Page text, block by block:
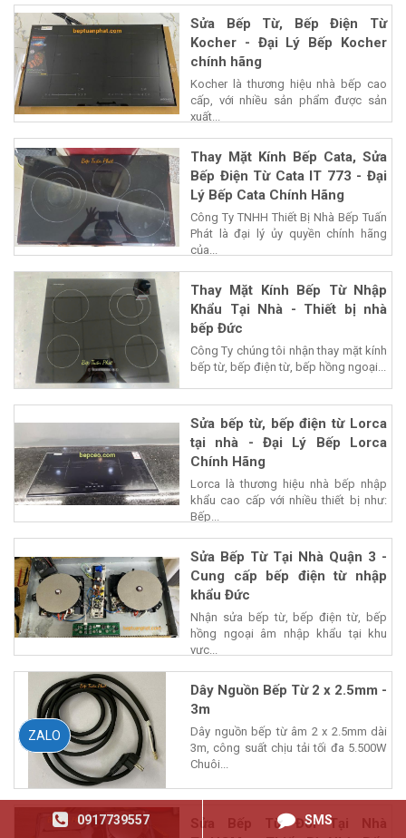
Sửa Bếp Từ, Bếp Điện Từ
Kocher - Đại Lý Bếp Kocher
chính hãng
Kocher là thương hiệu nhà bếp cao
cấp, với nhiều sản phẩm được sản
xuất...
Thay Mặt Kính Bếp Cata, Sửa
Bếp Điện Từ Cata IT 773 - Đại
Lý Bếp Cata Chính Hãng
Công Ty TNHH Thiết Bị Nhà Bếp Tuấn
Phát là đại lý ủy quyền chính hãng
của...
Thay Mặt Kính Bếp Từ Nhập
Khẩu Tại Nhà - Thiết bị nhà
bếp Đức
Công Ty chúng tôi nhận thay mặt kính
bếp từ, bếp điện từ, bếp hồng ngoại...
Sửa bếp từ, bếp điện từ Lorca
tại nhà - Đại Lý Bếp Lorca
Chính Hãng
Lorca là thương hiệu nhà bếp nhập
khẩu cao cấp với nhiều thiết bị như:
Bếp...
Sửa Bếp Từ Tại Nhà Quận 3 -
Cung cấp bếp điện từ nhập
khẩu Đức
Nhận sửa bếp từ, bếp điện từ, bếp
hồng ngoại âm nhập khẩu tại khu
vực...
Dây Nguồn Bếp Từ 2 x 2.5mm -
3m
Dây nguồn bếp từ âm 2 x 2.5mm dài
3m, công suất chịu tải tối đa 5.500W
Chuôi...
Sửa Bếp Từ Đôi Tại Nhà
0917739557 SMS
ZALO